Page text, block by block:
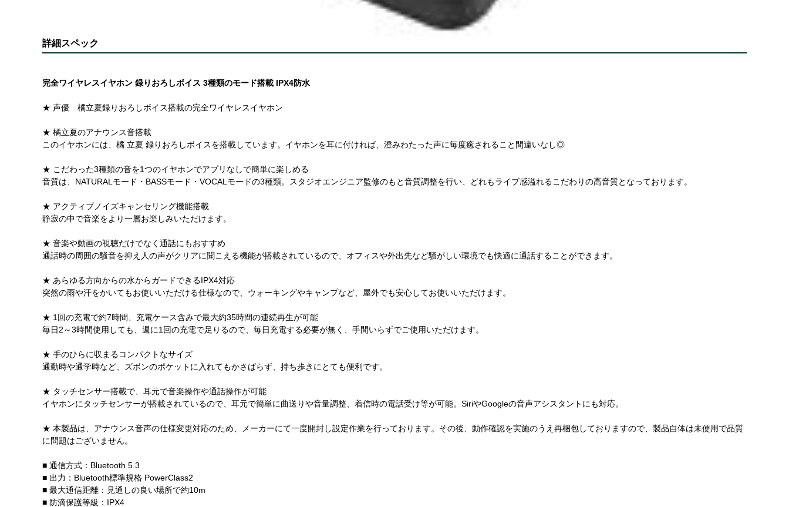
詳細スペック
完全ワイヤレスイヤホン 録りおろしボイス 3種類のモード搭載 IPX4防水
★ 声優 橘立夏録りおろしボイス搭載の完全ワイヤレスイヤホン
★ 橘立夏のアナウンス音搭載
このイヤホンには、橘 立夏 録りおろしボイスを搭載しています。イヤホンを耳に付ければ、澄みわたった声に毎度癒されること間違いなし◎
★ こだわった3種類の音を1つのイヤホンでアプリなしで簡単に楽しめる
音質は、NATURALモード・BASSモード・VOCALモードの3種類。スタジオエンジニア監修のもと音質調整を行い、どれもライブ感溢れるこだわりの高音質となっております。
★ アクティブノイズキャンセリング機能搭載
静寂の中で音楽をより一層お楽しみいただけます。
★ 音楽や動画の視聴だけでなく通話にもおすすめ
通話時の周囲の騒音を抑え人の声がクリアに聞こえる機能が搭載されているので、オフィスや外出先など騒がしい環境でも快適に通話することができます。
★ あらゆる方向からの水からガードできるIPX4対応
突然の雨や汗をかいてもお使いいただける仕様なので、ウォーキングやキャンプなど、屋外でも安心してお使いいただけます。
★ 1回の充電で約7時間、充電ケース含みで最大約35時間の連続再生が可能
毎日2～3時間使用しても、週に1回の充電で足りるので、毎日充電する必要が無く、手間いらずでご使用いただけます。
★ 手のひらに収まるコンパクトなサイズ
通勤時や通学時など、ズボンのポケットに入れてもかさばらず、持ち歩きにとても便利です。
★ タッチセンサー搭載で、耳元で音楽操作や通話操作が可能
イヤホンにタッチセンサーが搭載されているので、耳元で簡単に曲送りや音量調整、着信時の電話受け等が可能。SiriやGoogleの音声アシスタントにも対応。
★ 本製品は、アナウンス音声の仕様変更対応のため、メーカーにて一度開封し設定作業を行っております。その後、動作確認を実施のうえ再梱包しておりますので、製品自体は未使用で品質
に問題はございません。
■ 通信方式：Bluetooth 5.3
■ 出力：Bluetooth標準規格 PowerClass2
■ 最大通信距離：見通しの良い場所で約10m
■ 防滴保護等級：IPX4